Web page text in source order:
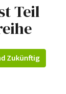
Teil
Zukünftig